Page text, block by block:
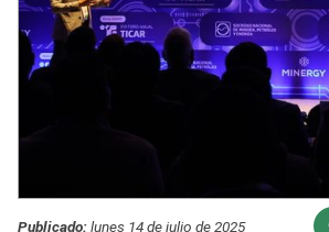
Publicado:lunes 14 de julio de 2025